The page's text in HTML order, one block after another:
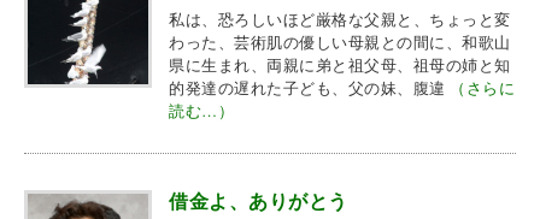
私は、恐ろしいほど厳格な父親と、ちょっと変
わった、芸術肌の優しい母親との間に、和歌山
県に生まれ、両親に弟と祖父母、祖母の姉と知
的発達の遅れた子ども、父の妹、腹違
（さらに
読む…）
借金よ、ありがとう